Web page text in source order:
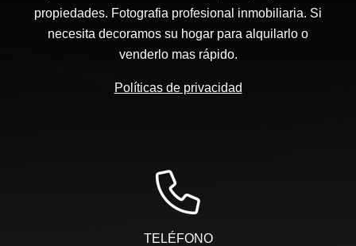
propiedades. Fotografia profesional inmobiliaria. Si
necesita decoramos su hogar para alquilarlo o
venderlo mas rápido.
Políticas de privacidad
TELÉFONO